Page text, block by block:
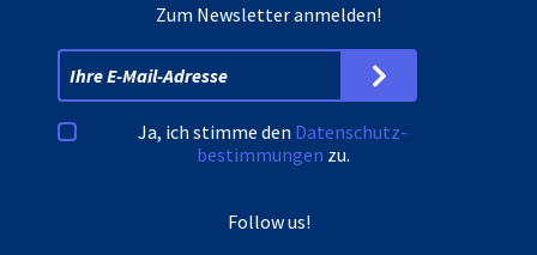
Zum Newsletter anmelden!
Ja, ich stimme den Datenschutz­
bestimmungen zu.
Follow us!